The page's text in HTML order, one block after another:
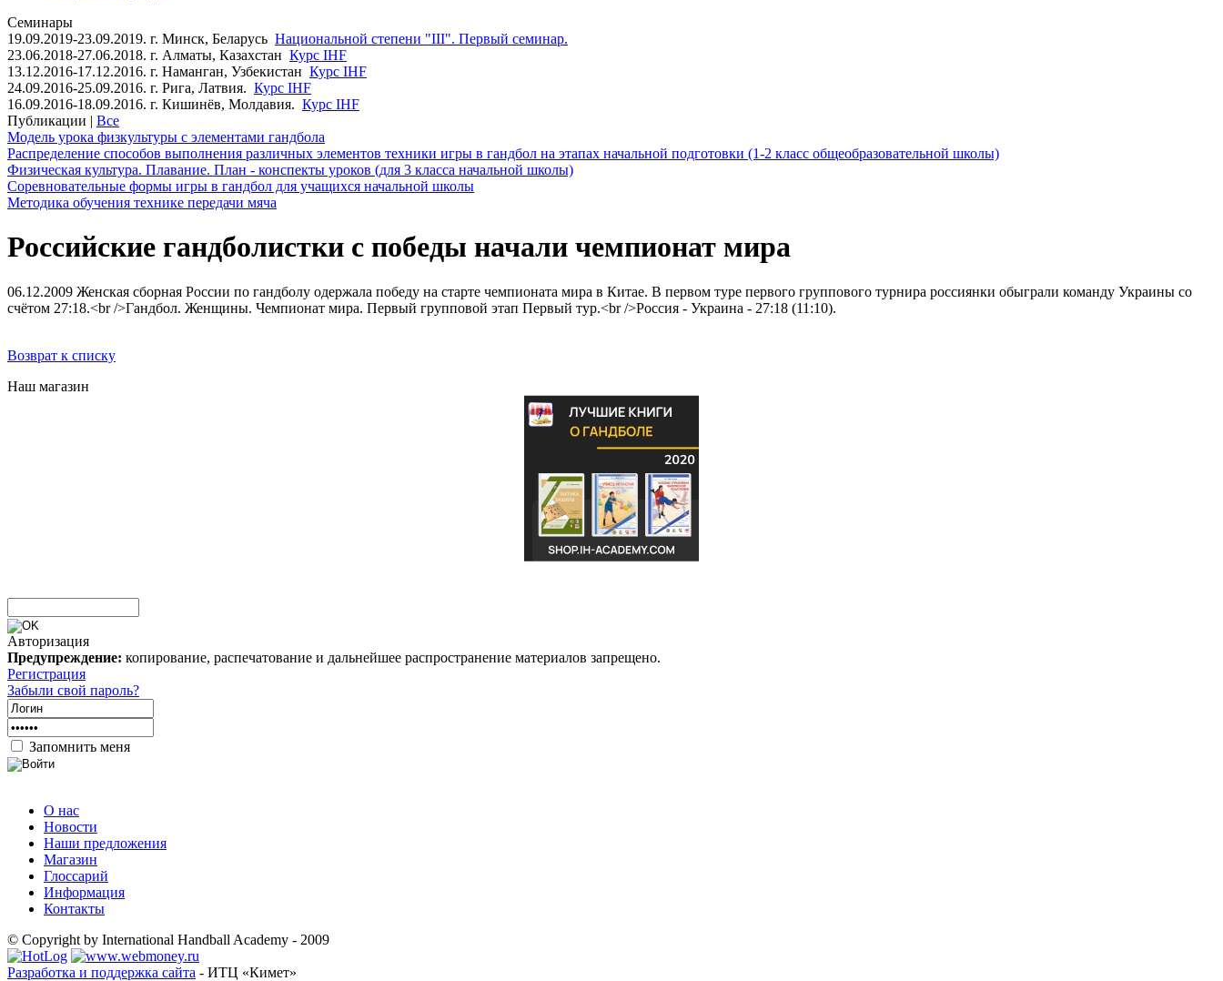
Семинары
19.09.2019-23.09.2019. г. Минск, Беларусь Национальной степени "III". Первый семинар.
23.06.2018-27.06.2018. г. Алматы, Казахстан Курс IHF
13.12.2016-17.12.2016. г. Наманган, Узбекистан Курс IHF
24.09.2016-25.09.2016. г. Рига, Латвия. Курс IHF
16.09.2016-18.09.2016. г. Кишинёв, Молдавия. Курс IHF
Публикации | Все
Модель урока физкультуры с элементами гандбола
Распределение способов выполнения различных элементов техники игры в гандбол на этапах начальной подготовки (1-2 класс общеобразовательной школы)
Физическая культура. Плавание. План - конспекты уроков (для 3 класса начальной школы)
Соревновательные формы игры в гандбол для учащихся начальной школы
Методика обучения технике передачи мяча
Российские гандболистки с победы начали чемпионат мира
06.12.2009 Женская сборная России по гандболу одержала победу на старте чемпионата мира в Китае. В первом туре первого группового турнира россиянки обыграли команду Украины со
счётом 27:18.<br />Гандбол. Женщины. Чемпионат мира. Первый групповой этап Первый тур.<br />Россия - Украина - 27:18 (11:10).
Возврат к списку
Наш магазин
Авторизация
Предупреждение: копирование, распечатование и дальнейшее распространение материалов запрещено.
Регистрация
Забыли свой пароль?
Запомнить меня
О нас
Новости
Наши предложения
Магазин
Глоссарий
Информация
Контакты
© Copyright by International Handball Academy - 2009
Разработка и поддержка сайта - ИТЦ «Кимет»